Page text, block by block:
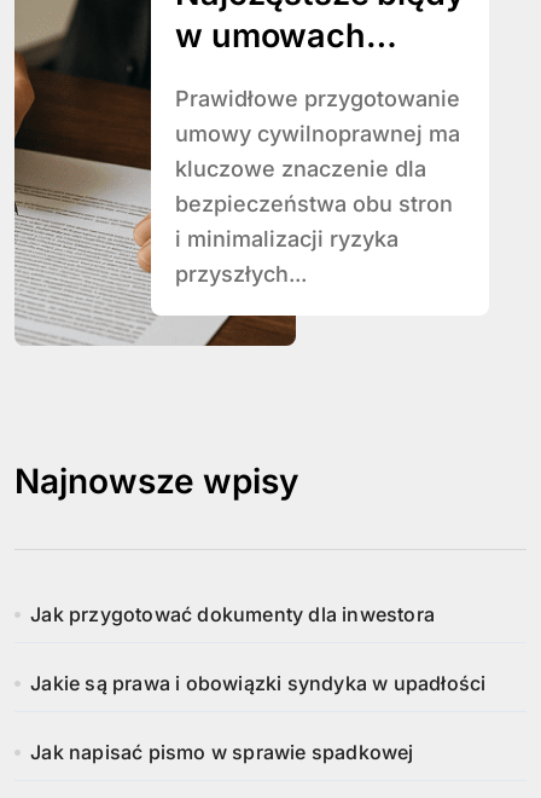
w umowach
Prawidłowe przygotowanie
umowy cywilnoprawnej ma
kluczowe znaczenie dla
bezpieczeństwa obu stron
i minimalizacji ryzyka
przyszłych...
Najnowsze wpisy
Jak przygotować dokumenty dla inwestora
Jakie są prawa i obowiązki syndyka w upadłości
Jak napisać pismo w sprawie spadkowej